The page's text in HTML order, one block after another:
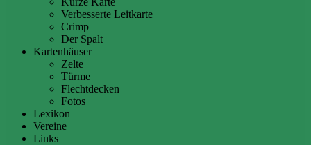
Verbesserte Leitkarte
Crimp
Der Spalt
Kartenhäuser
Zelte
Türme
Flechtdecken
Fotos
Lexikon
Vereine
Links